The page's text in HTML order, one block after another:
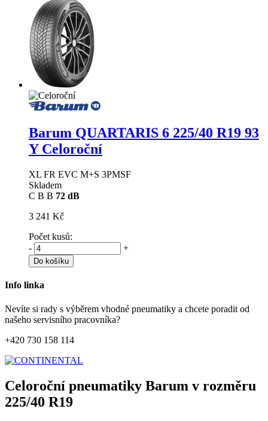
Barum QUARTARIS 6 225/40 R19 93
Y Celoroční
XL FR EVC M+S 3PMSF
Skladem
C B B 72 dB
3 241 Kč
Počet kusů:
-
+
Do košíku
Info linka
Nevíte si rady s výběrem vhodné pneumatiky a chcete poradit od
našeho servisního pracovníka?
+420 730 158 114
Celoroční pneumatiky Barum v rozměru
225/40 R19